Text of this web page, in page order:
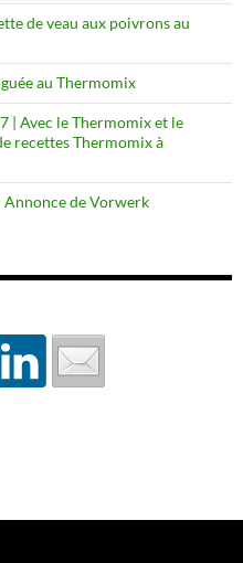
de veau aux poivrons au
au Thermomix
| Avec le Thermomix et le
recettes Thermomix à
de Vorwerk